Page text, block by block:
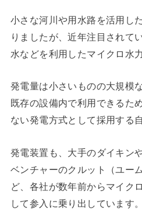
小さな河川や用水路を活用し
りましたが、近年注目されて
水などを利用したマイクロ水
発電量は小さいものの大規模
既存の設備内で利用できるた
ない発電方式として採用する
発電装置も、大手のダイキン
ベンチャーのクルット（ユー
ど、各社が数年前からマイク
して参入に乗り出しています。